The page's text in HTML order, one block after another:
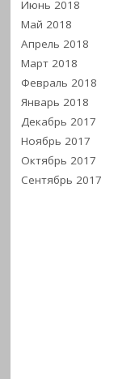
Июнь 2018
Май 2018
Апрель 2018
Март 2018
Февраль 2018
Январь 2018
Декабрь 2017
Ноябрь 2017
Октябрь 2017
Сентябрь 2017